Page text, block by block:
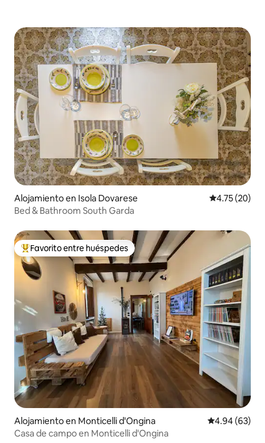
Alojamiento en Isola Dovarese Calificación
4.75 (20)
Bed & Bathroom South Garda
Favorito entre huéspedes preferido
Favorito entre huéspedes
Alojamiento en Monticelli d'Ongina Calificación
4.94 (63)
Casa de campo en Monticelli d'Ongina